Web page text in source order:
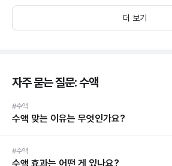
더 보기
자주 묻는 질문: 수액
#수액
수액 맞는 이유는 무엇인가요?
#수액
수액 효과는 어떤 게 있나요?